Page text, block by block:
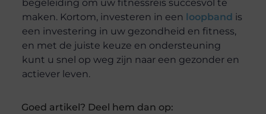
begeleiding om uw fitnessreis succesvol te
maken. Kortom, investeren in een loopband is
een investering in uw gezondheid en fitness,
en met de juiste keuze en ondersteuning
kunt u snel op weg zijn naar een gezonder en
actiever leven.
Goed artikel? Deel hem dan op: